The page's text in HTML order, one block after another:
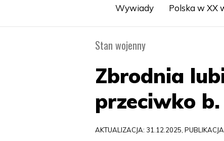
Wywiady Polska w XX
Stan wojenny
Zbrodnia
przeciwko
AKTUALIZACJA: 31.12.2025,